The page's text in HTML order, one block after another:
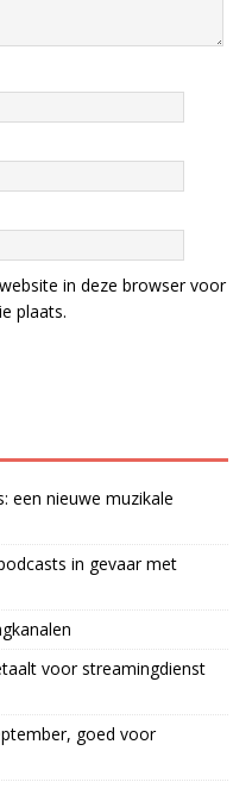
in deze browser voor
plaats.
een nieuwe muzikale
in gevaar met
voor streamingdienst
goed voor